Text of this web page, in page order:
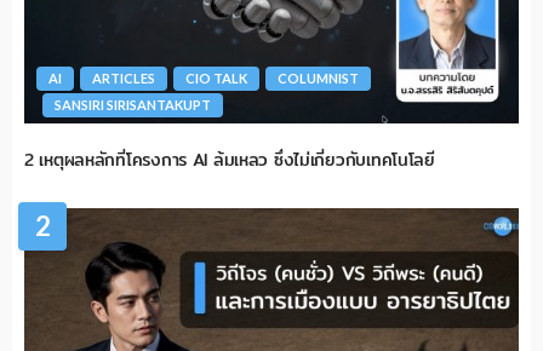
AI ARTICLES CIO TALK
COLUMNIST
SANSIRI SIRISANTAKUPT
2 เหตุผลหลักที่โครงการ AI ล้มเหลว ซึ่งไม่เกี่ยวกับเทคโนโลยี
2